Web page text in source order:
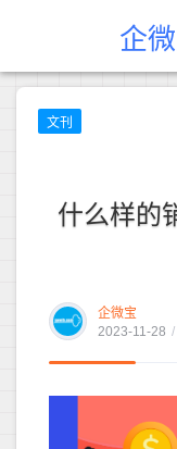
企
文刊
什么样的
企微宝
2023-11-28 /